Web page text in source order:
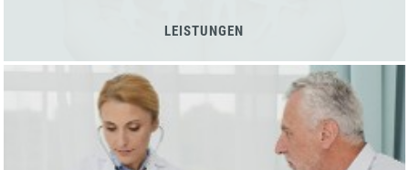
LEISTUNGEN